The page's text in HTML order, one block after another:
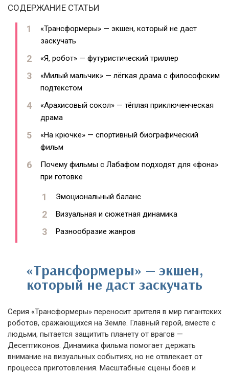
СОДЕРЖАНИЕ СТАТЬИ
«Трансформеры» — экшен, который не даст
заскучать
«Я, робот» — футуристический триллер
«Милый мальчик» — лёгкая драма с философским
подтекстом
«Арахисовый сокол» — тёплая приключенческая
драма
«На крючке» — спортивный биографический
фильм
Почему фильмы с Лабафом подходят для «фона»
при готовке
Эмоциональный баланс
Визуальная и сюжетная динамика
Разнообразие жанров
«Трансформеры» — экшен,
который не даст заскучать
Серия «Трансформеры» переносит зрителя в мир гигантских
роботов, сражающихся на Земле. Главный герой, вместе с
людьми, пытается защитить планету от врагов —
Десептиконов. Динамика фильма помогает держать
внимание на визуальных событиях, но не отвлекает от
процесса приготовления. Масштабные сцены боёв и